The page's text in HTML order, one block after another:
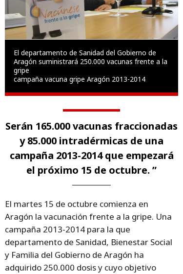
El departamento de Sanidad del Gobierno de
Aragón suministrará 250.000 vacunas frente a la
gripe
campaña vacuna gripe Aragón 2013-2014
Serán 165.000 vacunas fraccionadas
y 85.000 intradérmicas de una
campaña 2013-2014 que empezará
el próximo 15 de octubre. ”
El martes 15 de octubre comienza en
Aragón la vacunación frente a la gripe. Una
campaña 2013-2014 para la que
departamento de Sanidad, Bienestar Social
y Familia del Gobierno de Aragón ha
adquirido 250.000 dosis y cuyo objetivo